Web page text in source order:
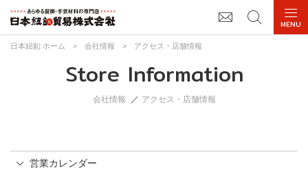
日本紐釦 ホーム > 会社情報 > アクセス・店舗情報
Store Information
会社情報 アクセス・店舗情報
営業カレンダー